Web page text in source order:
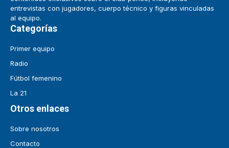
entrevistas con jugadores, cuerpo técnico y figuras vinculadas
al equipo.
Categorías
Primer equipo
Radio
Fútbol femenino
La 21
Otros enlaces
Sobre nosotros
Contacto